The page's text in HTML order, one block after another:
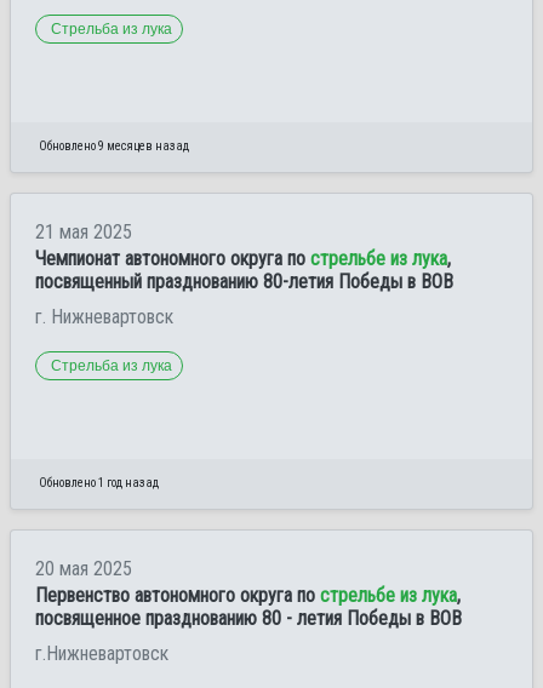
Стрельба из лука
Обновлено 9 месяцев назад
21 мая 2025
Чемпионат автономного округа по стрельбе из лука,
посвященный празднованию 80-летия Победы в ВОВ
г. Нижневартовск
Стрельба из лука
Обновлено 1 год назад
20 мая 2025
Первенство автономного округа по стрельбе из лука,
посвященное празднованию 80 - летия Победы в ВОВ
г.Нижневартовск